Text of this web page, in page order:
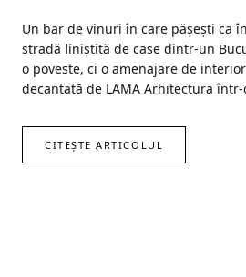
Un bar de vinuri în care pășești ca
stradă liniștită de case dintr-un
o poveste, ci o amenajare de
decantată de LAMA Arhitectura într-
CITEȘTE ARTICOLUL